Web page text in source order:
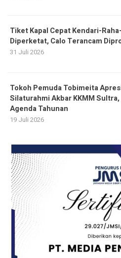
Tiket Kapal Cepat Kendari-
Diperketat, Calo Terancam
31 Juli 2026
Tokoh Pemuda Tobimeita
Silaturahmi Akbar KKMM Sultra,
Agenda Tahunan
19 Juli 2026